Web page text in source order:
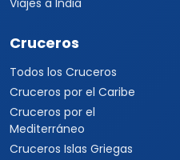
Viajes a India
Cruceros
Todos los Cruceros
Cruceros por el Caribe
Cruceros por el
Mediterráneo
Cruceros Islas Griegas